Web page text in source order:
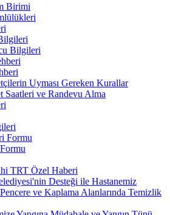
Birimi
Bilgileri
Uyması Gereken Kurallar
Saatleri ve Randevu Alma
Formu
TRT Özel Haberi
Desteği ile Hastanemiz
ve Kaplama Alanlarında Temizlik